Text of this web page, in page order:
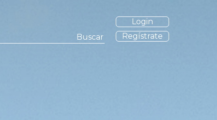
Login
Regístrate